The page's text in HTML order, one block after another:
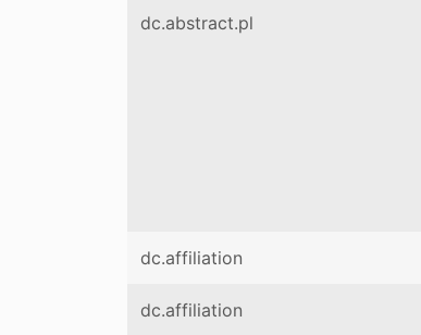
dc.abstract.pl
dc.affiliation
dc.affiliation